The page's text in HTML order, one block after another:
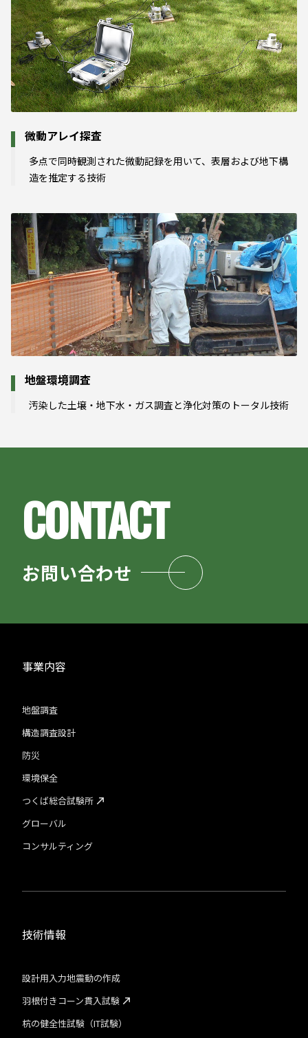
微動アレイ探査
多点で同時観測された微動記録を用いて、表層および地下構
造を推定する技術
地盤環境調査
汚染した土壌・地下水・ガス調査と浄化対策のトータル技術
お問い合わせ
事業内容
地盤調査
構造調査設計
防災
環境保全
つくば総合試験所
グローバル
コンサルティング
技術情報
設計用入力地震動の作成
羽根付きコーン貫入試験
杭の健全性試験（IT試験）